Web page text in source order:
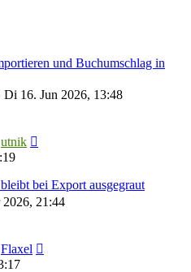
und Buchumschlag in
Di 16. Jun 2026, 13:48
utnik
bei Export ausgegraut
21:44
Flaxel